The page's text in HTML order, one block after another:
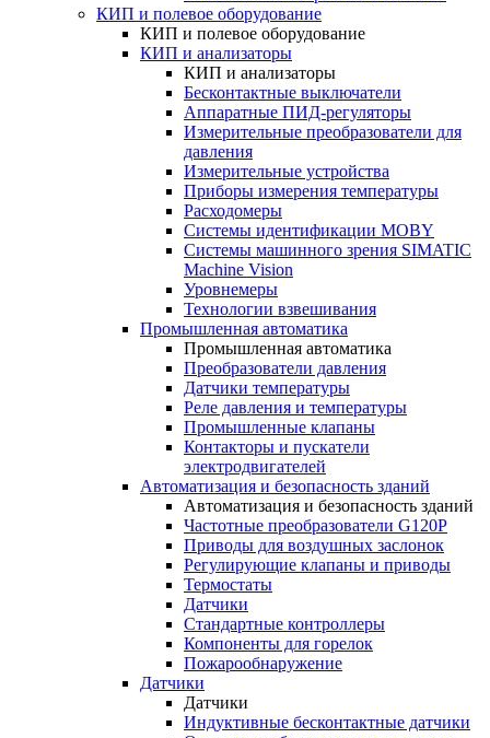
КИП и полевое оборудование
КИП и полевое оборудование
КИП и анализаторы
КИП и анализаторы
Бесконтактные выключатели
Аппаратные ПИД-регуляторы
Измерительные преобразователи для
давления
Измерительные устройства
Приборы измерения температуры
Расходомеры
Системы идентификации MOBY
Системы машинного зрения SIMATIC
Machine Vision
Уровнемеры
Технологии взвешивания
Промышленная автоматика
Промышленная автоматика
Преобразователи давления
Датчики температуры
Реле давления и температуры
Промышленные клапаны
Контакторы и пускатели
электродвигателей
Автоматизация и безопасность зданий
Автоматизация и безопасность зданий
Частотные преобразователи G120P
Приводы для воздушных заслонок
Регулирующие клапаны и приводы
Термостаты
Датчики
Стандартные контроллеры
Компоненты для горелок
Пожарообнаружение
Датчики
Датчики
Индуктивные бесконтактные датчики